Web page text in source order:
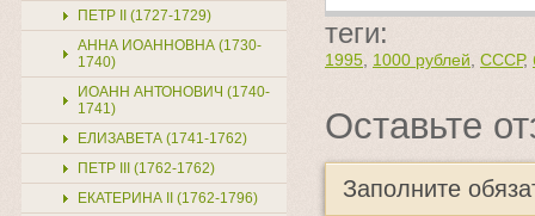
ПЕТР II (1727-1729)
АННА ИОАННОВНА (1730-
1740)
ИОАНН АНТОНОВИЧ (1740-
1741)
ЕЛИЗАВЕТА (1741-1762)
ПЕТР III (1762-1762)
ЕКАТЕРИНА II (1762-1796)
теги:
1995 1000 рублей СССР,
Оставьте
Заполните